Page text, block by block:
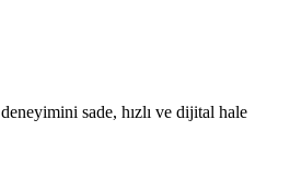
sade, hızlı ve dijital hale